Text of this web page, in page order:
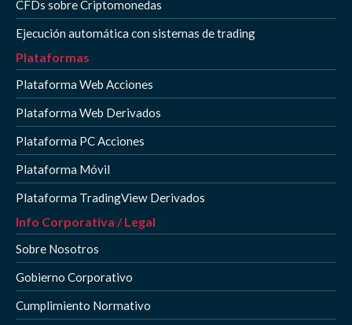
CFDs sobre Criptomonedas
Ejecución automática con sistemas de trading
Plataformas
Plataforma Web Acciones
Plataforma Web Derivados
Plataforma PC Acciones
Plataforma Móvil
Plataforma TradingView Derivados
Info Corporativa / Legal
Sobre Nosotros
Gobierno Corporativo
Cumplimiento Normativo